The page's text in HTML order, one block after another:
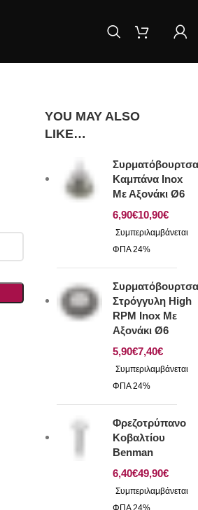
YOU MAY ALSO
LIKE…
Συρματόβουρτσα
Καμπάνα Inox
Με Αξονάκι Ø6
€
€
Συρματόβουρτσα
Στρόγγυλη High
RPM Inox Με
Αξονάκι Ø6
€
€
Φρεζοτρύπανο
Κοβαλτίου
Benman
€
€